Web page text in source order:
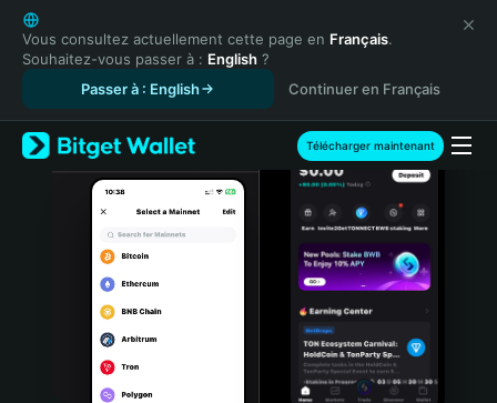
English
日本語
Tiếng Việt
Español (Latinoamérica)
Türkçe
Italiano
Português (Portugal)
Bahasa Indonesia
Vous consultez actuellement cette page en Français.
Souhaitez-vous passer à : English ?
Passer à : English
Continuer en Français
Télécharger maintenant